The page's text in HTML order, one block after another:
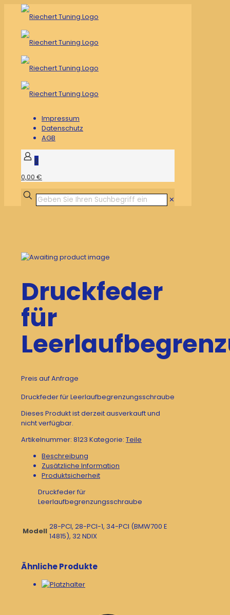
Impressum
Datenschutz
AGB
0
0,00 €
✕
Druckfeder
für
Preis auf Anfrage
Druckfeder für Leerlaufbegrenzungsschraube
Dieses Produkt ist derzeit ausverkauft und
nicht verfügbar.
Artikelnummer: 8123 Kategorie: Teile
Beschreibung
Zusätzliche Information
Produktsicherheit
Druckfeder für
Leerlaufbegrenzungsschraube
Modell 28-PCI, 28-PCI-1, 34-PCI (BMW700 E
14815), 32 NDIX
Ähnliche Produkte